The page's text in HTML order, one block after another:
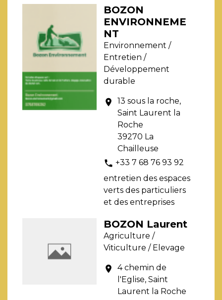
BOZON
ENVIRONNEME
NT
Environnement /
Entretien /
Développement
durable
location_on
13 sous la roche,
Saint Laurent la
Roche
39270 La
Chailleuse
phone +33 7 68 76 93 92
entretien des espaces
verts des particuliers
et des entreprises
BOZON Laurent
Agriculture /
Viticulture / Elevage
location_on
4 chemin de
l'Eglise, Saint
Laurent la Roche